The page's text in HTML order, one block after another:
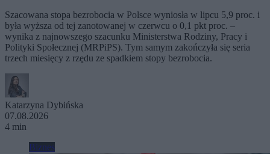
Szacowana stopa bezrobocia w Polsce wyniosła w lipcu 5,9 proc. i
była wyższa od tej zanotowanej w czerwcu o 0,1 pkt proc. –
wynika z najnowszego szacunku Ministerstwa Rodziny, Pracy i
Polityki Społecznej (MRPiPS). Tym samym zakończyła się seria
trzech miesięcy z rzędu ze spadkiem stopy bezrobocia.
Katarzyna Dybińska
07.08.2026
4 min
Biznes